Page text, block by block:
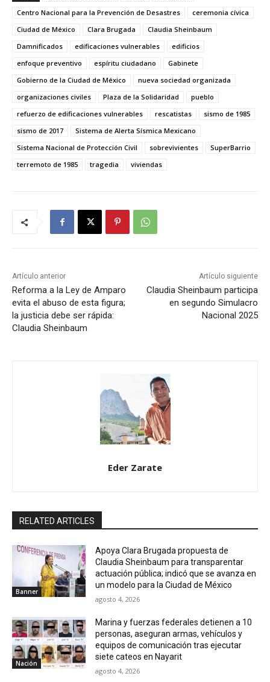
Centro Nacional para la Prevención de Desastres
ceremonia cívica
Ciudad de México
Clara Brugada
Claudia Sheinbaum
Damnificados
edificaciones vulnerables
edificios
enfoque preventivo
espíritu ciudadano
Gabinete
Gobierno de la Ciudad de México
nueva sociedad organizada
organizaciones civiles
Plaza de la Solidaridad
pueblo
refuerzo de edificaciones vulnerables
rescatistas
sismo de 1985
sismo de 2017
Sistema de Alerta Sísmica Mexicano
Sistema Nacional de Protección Civil
sobrevivientes
SuperBarrio
terremoto de 1985
tragedia viviendas
Artículo anterior
Reforma a la Ley de Amparo
evita el abuso de esta figura;
la justicia debe ser rápida:
Claudia Sheinbaum
Artículo siguiente
Claudia Sheinbaum participa
en segundo Simulacro
Nacional 2025
Eder Zarate
RELATED ARTICLES
Banner
Apoya Clara Brugada propuesta de
Claudia Sheinbaum para transparentar
actuación pública; indicó que se avanza en
un modelo para la Ciudad de México
agosto 4, 2026
Nación
Marina y fuerzas federales detienen a 10
personas, aseguran armas, vehículos y
equipos de comunicación tras ejecutar
siete cateos en Nayarit
agosto 4, 2026